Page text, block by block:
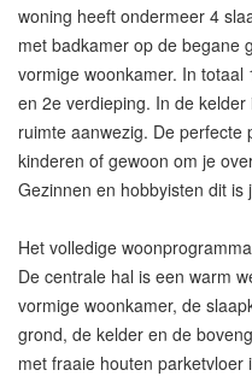
woning heeft ondermeer 4
met badkamer op de begane
vormige woonkamer. In totaal
en 2e verdieping. In de
ruimte aanwezig. De perfecte
kinderen of gewoon om je
Gezinnen en hobbyisten dit is
Het volledige
De centrale hal is een warm
vormige woonkamer, de
grond, de kelder en de
met fraaie houten